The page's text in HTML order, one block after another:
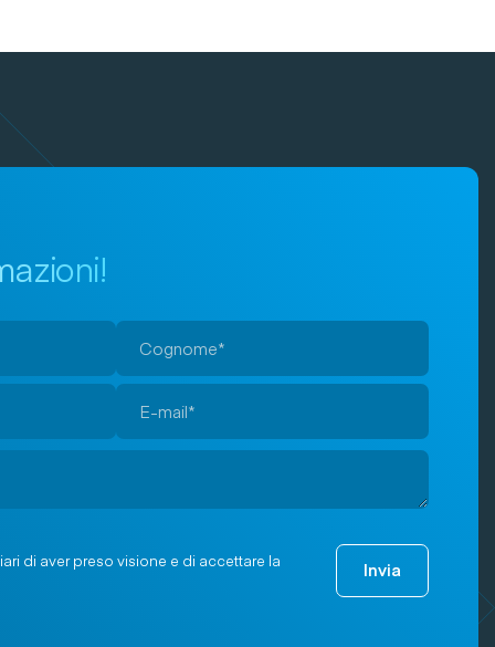
di aver preso visione e di accettare la